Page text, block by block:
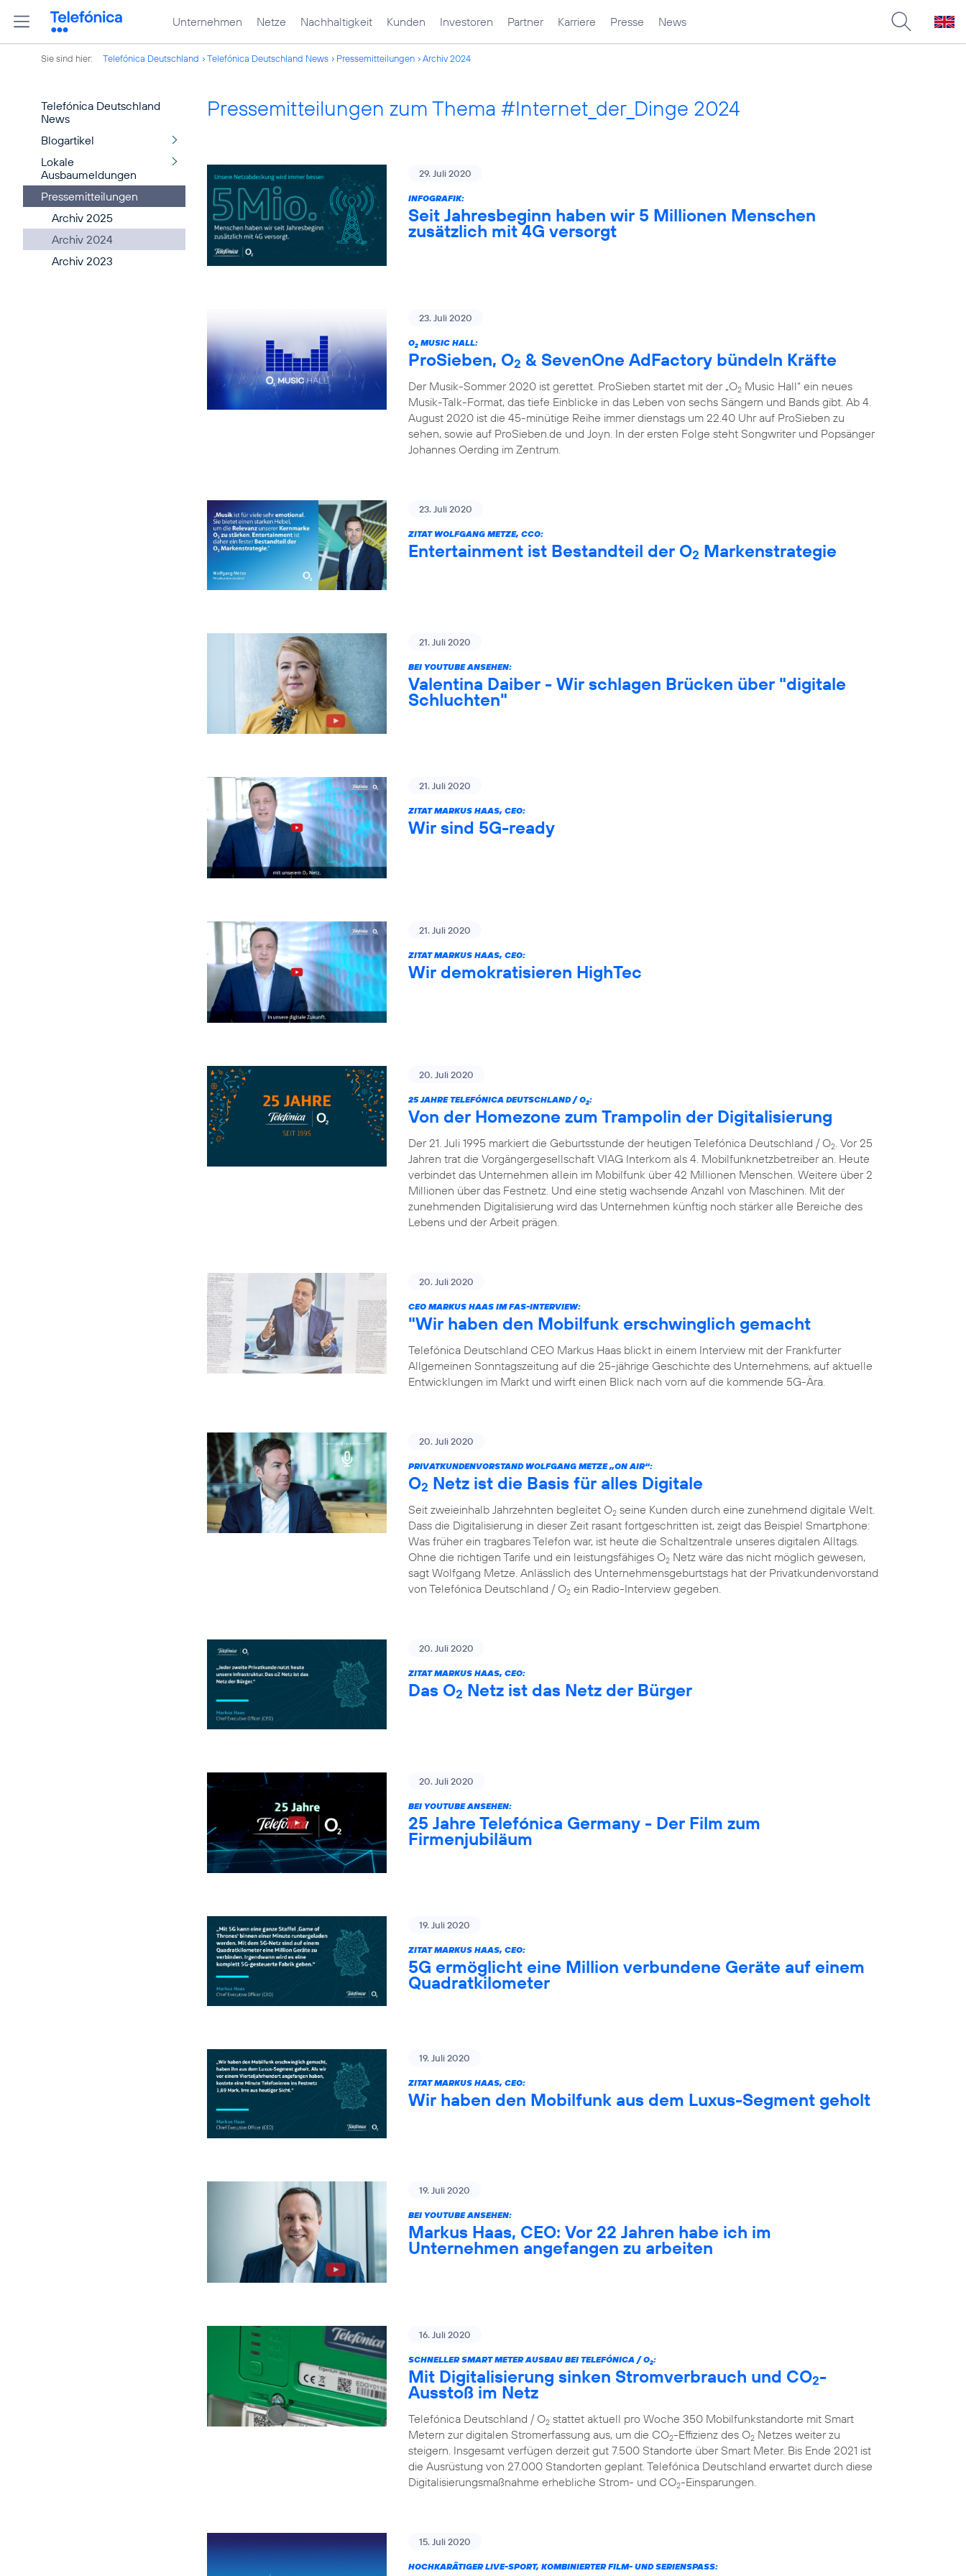
Unternehmen Netze Nachhaltigkeit Kunden Investoren Partner Karriere Presse News
Sie sind hier: Telefónica Deutschland Telefónica Deutschland News Pressemitteilungen Archiv 2024
Telefónica Deutschland
News
Blogartikel
Lokale
Ausbaumeldungen
Pressemitteilungen
Archiv 2025
Archiv 2024
Archiv 2023
Pressemitteilungen zum Thema #Internet_der_Dinge 2024
29. Juli 2020
INFOGRAFIK:
Seit Jahresbeginn haben wir 5 Millionen Menschen
zusätzlich mit 4G versorgt
23. Juli 2020
O2 MUSIC HALL:
ProSieben, O2 & SevenOne AdFactory bündeln Kräfte
Der Musik-Sommer 2020 ist gerettet. ProSieben startet mit der „O2 Music Hall“ ein neues
Musik-Talk-Format, das tiefe Einblicke in das Leben von sechs Sängern und Bands gibt. Ab 4.
August 2020 ist die 45-minütige Reihe immer dienstags um 22.40 Uhr auf ProSieben zu
sehen, sowie auf ProSieben.de und Joyn. In der ersten Folge steht Songwriter und Popsänger
Johannes Oerding im Zentrum.
23. Juli 2020
ZITAT WOLFGANG METZE, CCO:
Entertainment ist Bestandteil der O2 Markenstrategie
21. Juli 2020
BEI YOUTUBE ANSEHEN:
Valentina Daiber - Wir schlagen Brücken über "digitale
Schluchten"
21. Juli 2020
ZITAT MARKUS HAAS, CEO:
Wir sind 5G-ready
21. Juli 2020
ZITAT MARKUS HAAS, CEO:
Wir demokratisieren HighTec
20. Juli 2020
25 JAHRE TELEFÓNICA DEUTSCHLAND / O2:
Von der Homezone zum Trampolin der Digitalisierung
Der 21. Juli 1995 markiert die Geburtsstunde der heutigen Telefónica Deutschland / O2 . Vor 25
Jahren trat die Vorgängergesellschaft VIAG Interkom als 4. Mobilfunknetzbetreiber an. Heute
verbindet das Unternehmen allein im Mobilfunk über 42 Millionen Menschen. Weitere über 2
Millionen über das Festnetz. Und eine stetig wachsende Anzahl von Maschinen. Mit der
zunehmenden Digitalisierung wird das Unternehmen künftig noch stärker alle Bereiche des
Lebens und der Arbeit prägen.
20. Juli 2020
CEO MARKUS HAAS IM FAS-INTERVIEW:
"Wir haben den Mobilfunk erschwinglich gemacht
Telefónica Deutschland CEO Markus Haas blickt in einem Interview mit der Frankfurter
Allgemeinen Sonntagszeitung auf die 25-jährige Geschichte des Unternehmens, auf aktuelle
Entwicklungen im Markt und wirft einen Blick nach vorn auf die kommende 5G-Ära.
20. Juli 2020
PRIVATKUNDENVORSTAND WOLFGANG METZE „ON AIR“:
O2 Netz ist die Basis für alles Digitale
Seit zweieinhalb Jahrzehnten begleitet O2 seine Kunden durch eine zunehmend digitale Welt.
Dass die Digitalisierung in dieser Zeit rasant fortgeschritten ist, zeigt das Beispiel Smartphone:
Was früher ein tragbares Telefon war, ist heute die Schaltzentrale unseres digitalen Alltags.
Ohne die richtigen Tarife und ein leistungsfähiges O2 Netz wäre das nicht möglich gewesen,
sagt Wolfgang Metze. Anlässlich des Unternehmensgeburtstags hat der Privatkundenvorstand
von Telefónica Deutschland / O2 ein Radio-Interview gegeben.
20. Juli 2020
ZITAT MARKUS HAAS, CEO:
Das O2 Netz ist das Netz der Bürger
20. Juli 2020
BEI YOUTUBE ANSEHEN:
25 Jahre Telefónica Germany - Der Film zum
Firmenjubiläum
19. Juli 2020
ZITAT MARKUS HAAS, CEO:
5G ermöglicht eine Million verbundene Geräte auf einem
Quadratkilometer
19. Juli 2020
ZITAT MARKUS HAAS, CEO:
Wir haben den Mobilfunk aus dem Luxus-Segment geholt
19. Juli 2020
BEI YOUTUBE ANSEHEN:
Markus Haas, CEO: Vor 22 Jahren habe ich im
Unternehmen angefangen zu arbeiten
16. Juli 2020
SCHNELLER SMART METER AUSBAU BEI TELEFÓNICA / O2:
Mit Digitalisierung sinken Stromverbrauch und CO2-
Ausstoß im Netz
Telefónica Deutschland / O2 stattet aktuell pro Woche 350 Mobilfunkstandorte mit Smart
Metern zur digitalen Stromerfassung aus, um die CO2-Effizienz des O2 Netzes weiter zu
steigern. Insgesamt verfügen derzeit gut 7.500 Standorte über Smart Meter. Bis Ende 2021 ist
die Ausrüstung von 27.000 Standorten geplant. Telefónica Deutschland erwartet durch diese
Digitalisierungsmaßnahme erhebliche Strom- und CO2-Einsparungen.
15. Juli 2020
HOCHKARÄTIGER LIVE-SPORT, KOMBINIERTER FILM- UND SERIENSPASS: